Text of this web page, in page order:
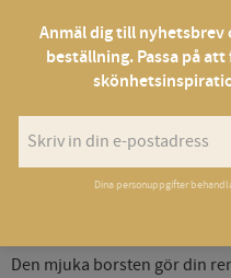
skonsamt och effektivt
Slitstarka, hygieniska
ett proffsigt resultat.
Vi rekommenderar att
Den mjuka borsten gör din
Anmäl dig till nyhetsbrev
beställning. Passa på
Dina personuppgifter